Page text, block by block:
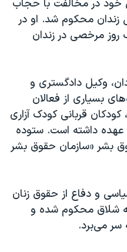
خود در مخالفت با حجاب
محکوم شد. او در
مرخصی در زندان
وکیل دادگستری و
بسیاری از فعالان
قربانی کودک آزاری
عهده داشته‌ است. ستوده
حقوق بشر «سازمان حقوق بشر
و دفاع از حقوق زنان
حبس و ۱۴۸ ضربه شلاق محکوم شده و
سر می‌برد.